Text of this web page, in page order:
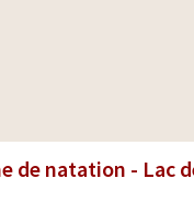
de natation - Lac